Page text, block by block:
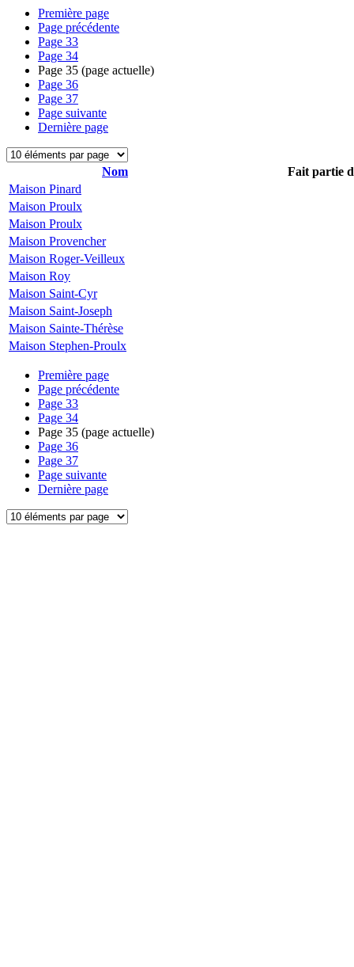
Première page
Page précédente
Page 33
Page 34
Page 35 (page actuelle)
Page 36
Page 37
Page suivante
Dernière page
Nom
Fait partie
Maison Pinard
Maison Proulx
Maison Proulx
Maison Provencher
Maison Roger-Veilleux
Maison Roy
Maison Saint-Cyr
Maison Saint-Joseph
Maison Sainte-Thérèse
Maison Stephen-Proulx
Première page
Page précédente
Page 33
Page 34
Page 35 (page actuelle)
Page 36
Page 37
Page suivante
Dernière page